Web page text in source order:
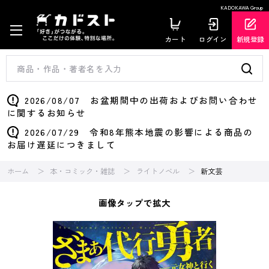
KADOKAWA Group
カート ログイン 新規登録
2026/08/07 お盆期間中の出荷およびお問い合わせ
に関するお知らせ
2026/07/29 令和8年熊本地震の影響による商品の
お届け遅延につきまして
ホーム 本・コミック・雑誌 ライトノベル 新文芸
画像タップで拡大